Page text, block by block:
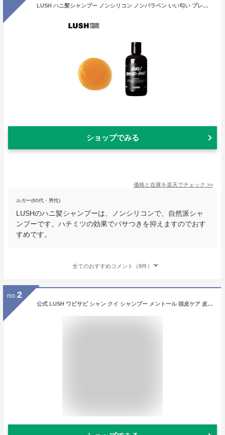
LUSH ハニ髪シャンプー ノンシリコン ノンパラベン いい匂い プレゼント向け ハチミツ ローズ ゼラニウム 柑橘 ツヤ ハンドメイド 自然派 コスメ ラッシュ 公式
ショップでみる
価格と在庫を楽天でチェック >>
ルガー(60代・男性)
LUSHのハニ髪シャンプーは、ノンシリコンで、自然派シャ
ンプーです。ハチミツの効果でパサつきを抑えますのでおす
すめです。
全てのおすすめコメント（8件）
no. 2
公式 LUSH ワビサビ シャン クイ シャンプー メントール 頭皮ケア 皮脂 ベタつき 頭皮 スッキリ 爽快感 においケア 細い髪 ハリ コシ 自然派 ヴィーガン プレゼント ギフト ラッシュ